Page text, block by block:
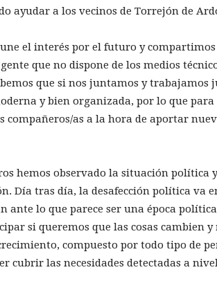
ayudar a los vecinos de Torrejón de
el interés por el futuro y
que no dispone de los medios
que si nos juntamos y trabajamos
y bien organizada, por lo que
compañeros/as a la hora de aportar
hemos observado la situación política
Día tras día, la desafección política va
ante lo que parece ser una época
si queremos que las cosas cambien
compuesto por todo tipo de
cubrir las necesidades detectadas a